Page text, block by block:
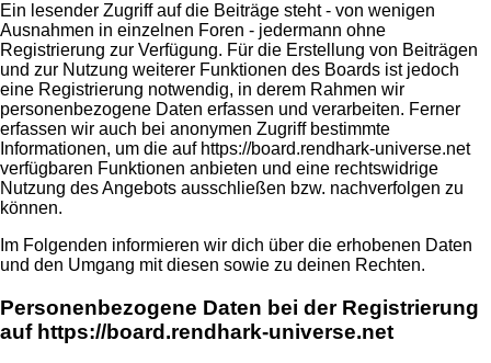
Ein lesender Zugriff auf die Beiträge steht - von wenigen
Ausnahmen in einzelnen Foren - jedermann ohne
Registrierung zur Verfügung. Für die Erstellung von Beiträgen
und zur Nutzung weiterer Funktionen des Boards ist jedoch
eine Registrierung notwendig, in derem Rahmen wir
personenbezogene Daten erfassen und verarbeiten. Ferner
erfassen wir auch bei anonymen Zugriff bestimmte
Informationen, um die auf https://board.rendhark-universe.net
verfügbaren Funktionen anbieten und eine rechtswidrige
Nutzung des Angebots ausschließen bzw. nachverfolgen zu
können.
Im Folgenden informieren wir dich über die erhobenen Daten
und den Umgang mit diesen sowie zu deinen Rechten.
Personenbezogene Daten bei der Registrierung
auf https://board.rendhark-universe.net